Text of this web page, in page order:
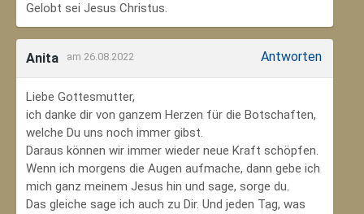
Gelobt sei Jesus Christus.
Anita am 26.08.2022 Antworten
Liebe Gottesmutter,
ich danke dir von ganzem Herzen für die Botschaften,
welche Du uns noch immer gibst.
Daraus können wir immer wieder neue Kraft schöpfen.
Wenn ich morgens die Augen aufmache, dann gebe ich
mich ganz meinem Jesus hin und sage, sorge du.
Das gleiche sage ich auch zu Dir. Und jeden Tag, was